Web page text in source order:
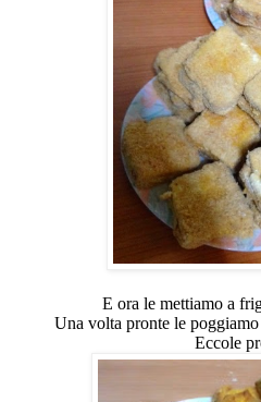
E ora le mettiamo a
Una volta pronte le poggiamo
Eccole